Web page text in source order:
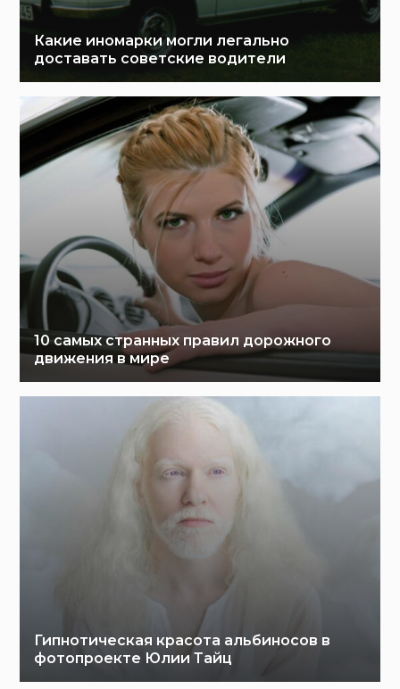
Какие иномарки могли легально
доставать советские водители
10 самых странных правил дорожного
движения в мире
Гипнотическая красота альбиносов в
фотопроекте Юлии Тайц